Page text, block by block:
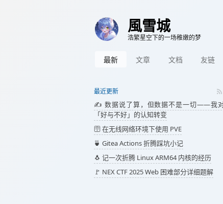
風雪城
浩繁星空下的一场稚嫩的梦
最新 文章 文档 友链
最近更新
✍️ 数据说了算，但数据不是一切——我
「好与不好」的认知转变
🛜 在无线网络环境下使用 PVE
🍵 Gitea Actions 折腾踩坑小记
🐧 记一次折腾 Linux ARM64 内核的经历
🚩 NEX CTF 2025 Web 困难部分详细题解